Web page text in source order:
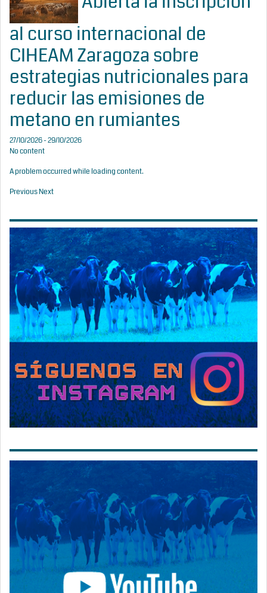
al curso internacional de
CIHEAM Zaragoza sobre
estrategias nutricionales para
reducir las emisiones de
metano en rumiantes
27/10/2026 - 29/10/2026
No content
A problem occurred while loading content.
PreviousNext